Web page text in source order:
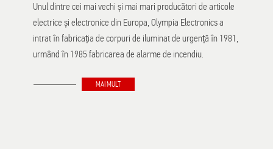
Unul dintre cei mai vechi și mai mari producători de articole
electrice și electronice din Europa, Olympia Electronics a
intrat în fabricația de corpuri de iluminat de urgență în 1981,
urmând în 1985 fabricarea de alarme de incendiu.
MAI MULT